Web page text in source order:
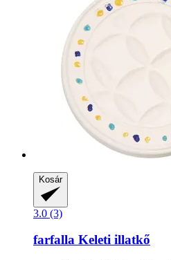
Kosár
3.0 (3)
farfalla Keleti illatkő